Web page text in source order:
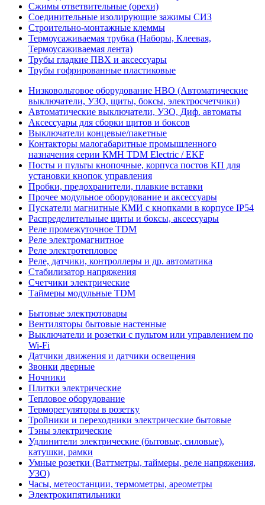
Сжимы ответвительные (орехи)
Соединительные изолирующие зажимы СИЗ
Строительно-монтажные клеммы
Термоусаживаемая трубка (Наборы, Клеевая,
Термоусаживаемая лента)
Трубы гладкие ПВХ и аксессуары
Трубы гофрированные пластиковые
Низковольтовое оборудование НВО (Автоматические
выключатели, УЗО, щиты, боксы, электросчетчики)
Автоматические выключатели, УЗО, Диф. автоматы
Аксессуары для сборки щитов и боксов
Выключатели концевые/пакетные
Контакторы малогабаритные промышленного
назначения серии КМН TDM Electric / EKF
Посты и пульты кнопочные, корпуса постов КП для
установки кнопок управления
Пробки, предохранители, плавкие вставки
Прочее модульное оборудование и аксессуары
Пускатели магнитные КМИ с кнопками в корпусе IP54
Распределительные щиты и боксы, аксессуары
Реле промежуточное TDM
Реле электромагнитное
Реле электротепловое
Реле, датчики, контроллеры и др. автоматика
Стабилизатор напряжения
Счетчики электрические
Таймеры модульные TDM
Бытовые электротовары
Вентиляторы бытовые настенные
Выключатели и розетки с пультом или управлением по
Wi-Fi
Датчики движения и датчики освещения
Звонки дверные
Ночники
Плитки электрические
Тепловое оборудование
Терморегуляторы в розетку
Тройники и переходники электрические бытовые
Тэны электрические
Удлинители электрические (бытовые, силовые),
катушки, рамки
Умные розетки (Ваттметры, таймеры, реле напряжения,
УЗО)
Часы, метеостанции, термометры, ареометры
Электрокипятильники